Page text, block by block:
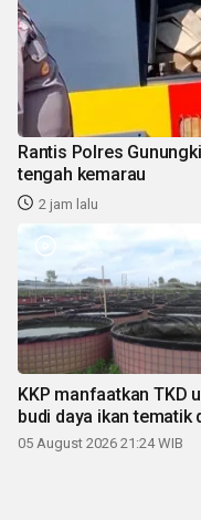
Rantis Polres
tengah kemarau
2 jam lalu
KKP manfaatkan TKD
budi daya ikan tematik
05 August 2026 21:24 WIB